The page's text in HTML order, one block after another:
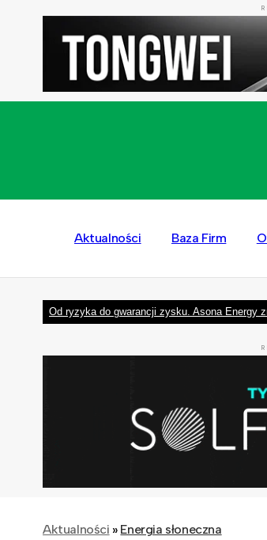
Aktualności Baza Firm
Od ryzyka do gwarancji zysku. Asona Energy
Aktualności » Energia słoneczna